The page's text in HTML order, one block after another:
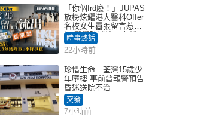
「你個frd廢！」JUPAS
放榜炫耀港大醫科Offer
名校女生囂張留言惹眾
怒 醫學院澄清：宣稱
「40.5分獲錄取」不符事
實｜Juicy叮
時事熱話
22小時前
珍惜生命｜荃灣15歲少
年墮樓 事前曾報警預告
昏迷送院不治
突發
7小時前